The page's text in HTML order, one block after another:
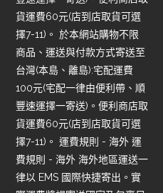
貨運費60元(店到店取貨可選
擇7-11)。 於本網站購物不限
商品、運送與付款方式寄送至
台灣(本島、離島):宅配運費
100元(宅配一律由便利帶、順
豐速運擇一寄送)。便利商店取
貨運費60元(店到店取貨可選
擇7-11)。 運費規則 - 海外 運
費規則 - 海外 海外地區運送一
律以 EMS 國際快捷寄出。實